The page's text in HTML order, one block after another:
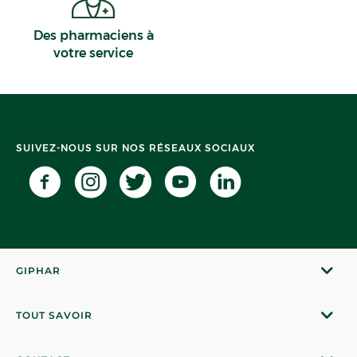
Des pharmaciens à
votre service
SUIVEZ-NOUS SUR NOS RÉSEAUX SOCIAUX
GIPHAR
TOUT SAVOIR